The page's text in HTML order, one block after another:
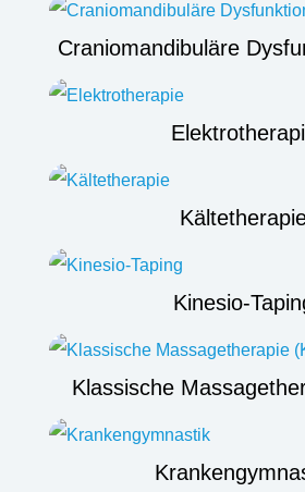
Craniomandibuläre
Kinesio-
Klassische